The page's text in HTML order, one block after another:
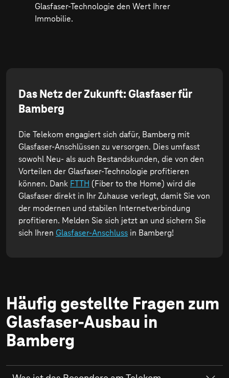
Glasfaser-Technologie den Wert Ihrer
Immobilie.
Das Netz der Zukunft: Glasfaser für
Bamberg
Die Telekom engagiert sich dafür, Bamberg mit
Glasfaser-Anschlüssen zu versorgen. Dies umfasst
sowohl Neu- als auch Bestandskunden, die von den
Vorteilen der Glasfaser-Technologie profitieren
können. Dank FTTH (Fiber to the Home) wird die
Glasfaser direkt in Ihr Zuhause verlegt, damit Sie von
der modernen und stabilen Internetverbindung
profitieren. Melden Sie sich jetzt an und sichern Sie
sich Ihren Glasfaser-Anschluss in Bamberg!
Häufig gestellte Fragen zum
Glasfaser-Ausbau in
Bamberg